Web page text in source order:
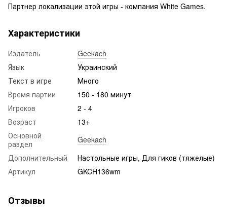
Партнер локализации этой игры - компания White Games.
Характеристики
Издатель
Geekach
Язык
Украинский
Текст в игре
Много
Время партии
150 - 180 минут
Игроков
2 - 4
Возраст
13+
Основной
раздел
Geekach
Дополнительный
Настольные игры, Для гиков (тяжелые)
Артикул
GKCH136wm
Отзывы